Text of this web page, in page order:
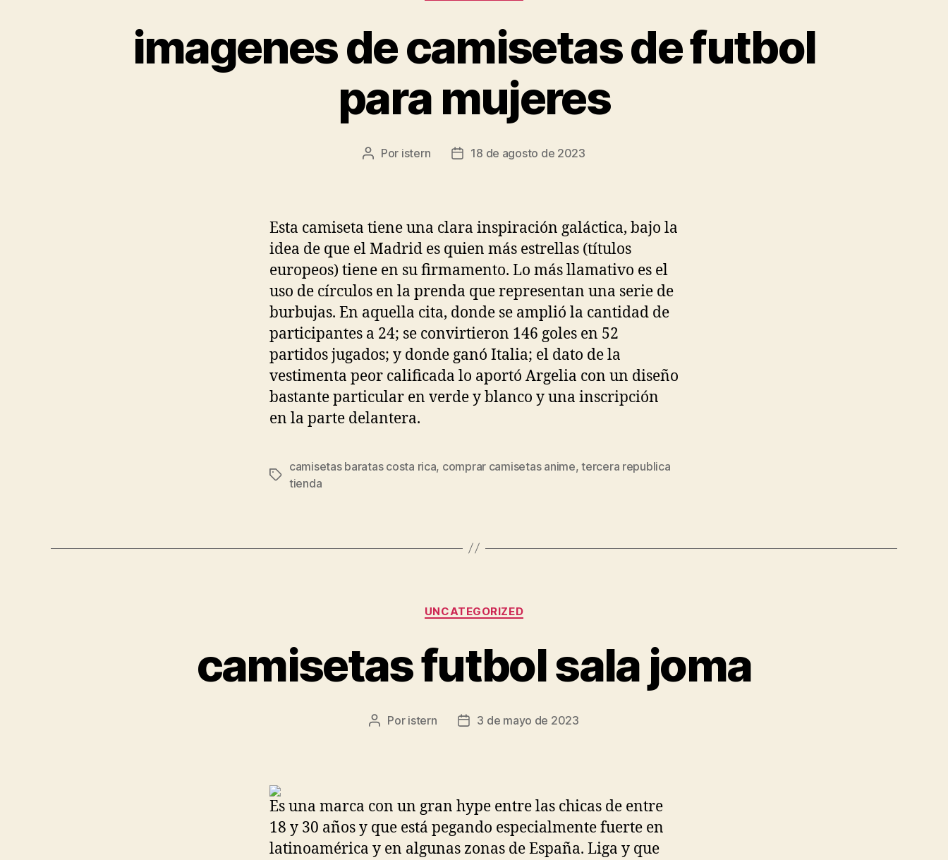
imagenes de camisetas de futbol
para mujeres
Autor
Por istern
Fecha18 de agosto de 2023
Esta camiseta tiene una clara inspiración galáctica, bajo la
idea de que el Madrid es quien más estrellas (títulos
europeos) tiene en su firmamento. Lo más llamativo es el
uso de círculos en la prenda que representan una serie de
burbujas. En aquella cita, donde se amplió la cantidad de
participantes a 24; se convirtieron 146 goles en 52
partidos jugados; y donde ganó Italia; el dato de la
vestimenta peor calificada lo aportó Argelia con un diseño
bastante particular en verde y blanco y una inscripción
en la parte delantera.
Etiquetas
camisetas baratas costa rica, comprar camisetas anime,tercera republica
tienda
Categorías
UNCATEGORIZED
camisetas futbol sala joma
Autor
Por istern
Fecha3 de mayo de 2023
Es una marca con un gran hype entre las chicas de entre
18 y 30 años y que está pegando especialmente fuerte en
latinoamérica y en algunas zonas de España. Liga y que